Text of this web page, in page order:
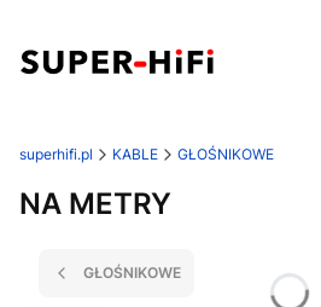
superhifi.pl KABLE GŁOŚNIKOWE
NA METRY
GŁOŚNIKOWE